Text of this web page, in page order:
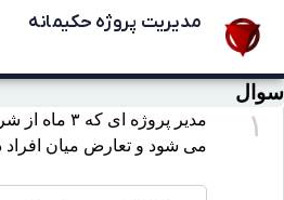
مدیریت پروژه حکیمانه
سوال
۱
مدیر
می شود و تعارض میان افراد